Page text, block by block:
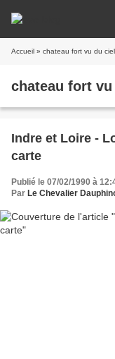
Accueil » chateau fort vu du
chateau fort
Indre et Loire -
carte
Publié le 07/02/1990 à
Par Le Chevalier